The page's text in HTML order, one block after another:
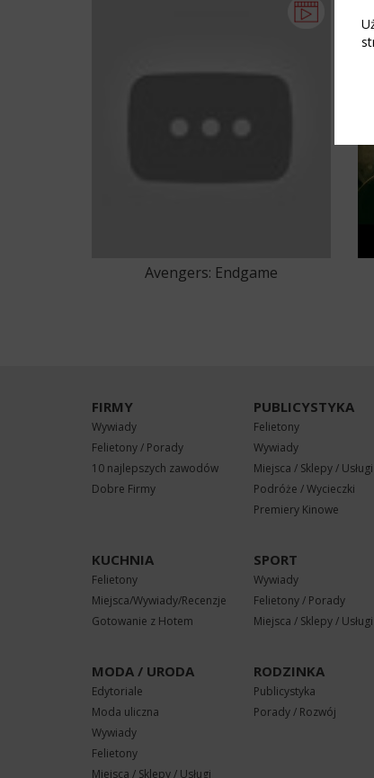
Avengers: Endgame
FIRMY
Wywiady
Felietony / Porady
10 najlepszych zawodów
Dobre Firmy
PUBLICYSTYKA
Felietony
Wywiady
Miejsca / Sklepy / Usługi
Podróże / Wycieczki
Premiery Kinowe
KUCHNIA
Felietony
Miejsca/Wywiady/Recenzje
Gotowanie z Hotem
SPORT
Wywiady
Felietony / Porady
Miejsca / Sklepy / Usługi
MODA / URODA
Edytoriale
Moda uliczna
Wywiady
Felietony
Miejsca / Sklepy / Usługi
RODZINKA
Publicystyka
Porady / Rozwój